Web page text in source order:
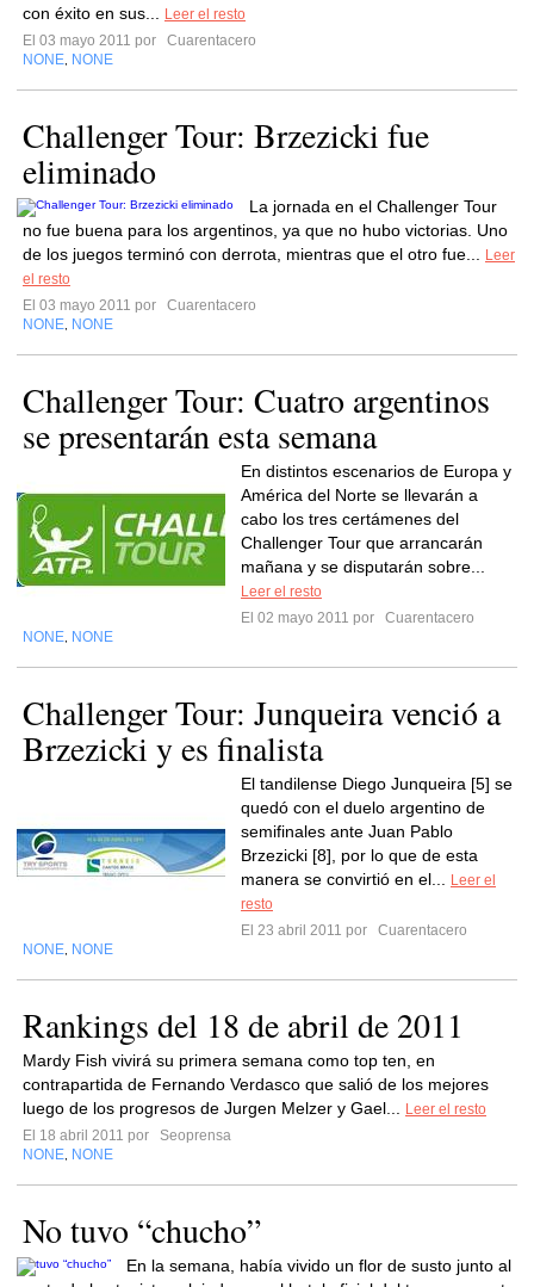
con éxito en sus...
Leer el resto
El 03 mayo 2011 por
Cuarentacero
NONE NONE
Challenger Tour: Brzezicki fue
eliminado
La jornada en el Challenger Tour
no fue buena para los argentinos, ya que no hubo victorias. Uno
de los juegos terminó con derrota, mientras que el otro fue...
Leer
el resto
El 03 mayo 2011 por
Cuarentacero
NONE NONE
Challenger Tour: Cuatro argentinos
se presentarán esta semana
En distintos escenarios de Europa y
América del Norte se llevarán a
cabo los tres certámenes del
Challenger Tour que arrancarán
mañana y se disputarán sobre...
Leer el resto
El 02 mayo 2011 por
Cuarentacero
NONE NONE
Challenger Tour: Junqueira venció a
Brzezicki y es finalista
El tandilense Diego Junqueira [5] se
quedó con el duelo argentino de
semifinales ante Juan Pablo
Brzezicki [8], por lo que de esta
manera se convirtió en el...
Leer el
resto
El 23 abril 2011 por
Cuarentacero
NONE NONE
Rankings del 18 de abril de 2011
Mardy Fish vivirá su primera semana como top ten, en
contrapartida de Fernando Verdasco que salió de los mejores
luego de los progresos de Jurgen Melzer y Gael...
Leer el resto
El 18 abril 2011 por
Seoprensa
NONE NONE
No tuvo “chucho”
En la semana, había vivido un flor de susto junto al